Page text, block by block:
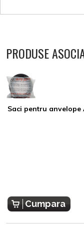
PRODUSE
Saci pentru anvelope
Cumpara